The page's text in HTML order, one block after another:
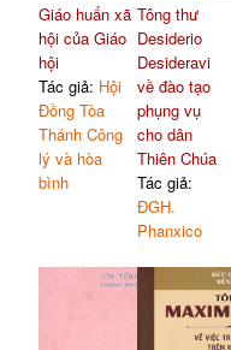
Giáo huấn xã
hội của Giáo
hội
Tác giả: Hội
Đồng Tòa
Thánh Công
lý và hòa
bình
Tông thư
Desiderio
Desideravi
về đào tạo
phụng vụ
cho dân
Thiên Chúa
Tác giả:
ĐGH.
Phanxico